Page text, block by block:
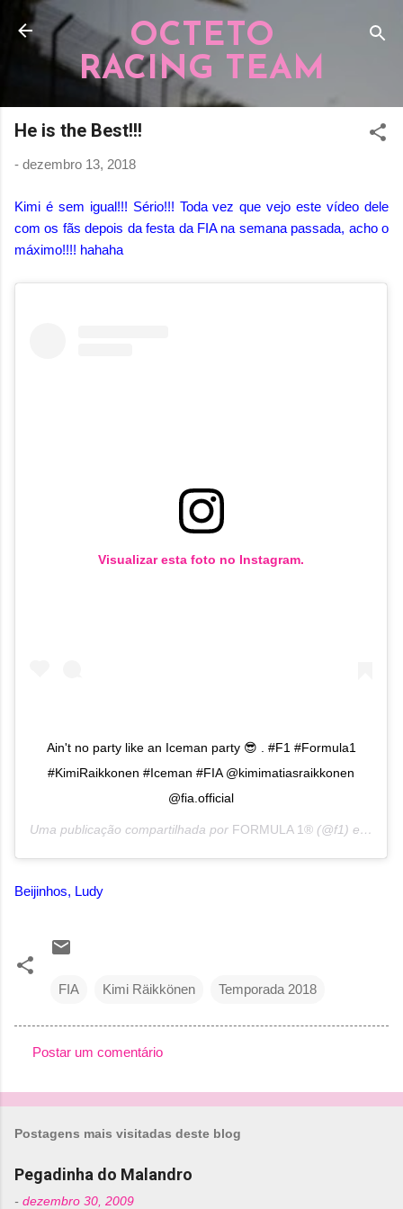
Pular para o conteúdo principal
OCTETO
RACING TEAM
He is the Best!!!
- dezembro 13, 2018
Kimi é sem igual!!! Sério!!! Toda vez que vejo este vídeo dele
com os fãs depois da festa da FIA na semana passada, acho o
máximo!!!! hahaha
Visualizar esta foto no Instagram.
Ain't no party like an Iceman party 😎 . #F1 #Formula1
#KimiRaikkonen #Iceman #FIA @kimimatiasraikkonen
@fia.official
Uma publicação compartilhada por FORMULA 1® (@f1) em
Beijinhos, Ludy
FIA Kimi Räikkönen Temporada 2018
o
n
t
Postar um comentário
Postagens mais visitadas deste blog
Pegadinha do Malandro
- dezembro 30, 2009